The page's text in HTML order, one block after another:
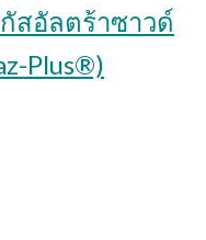
สอัลตร้าซาวด์
Plus®)